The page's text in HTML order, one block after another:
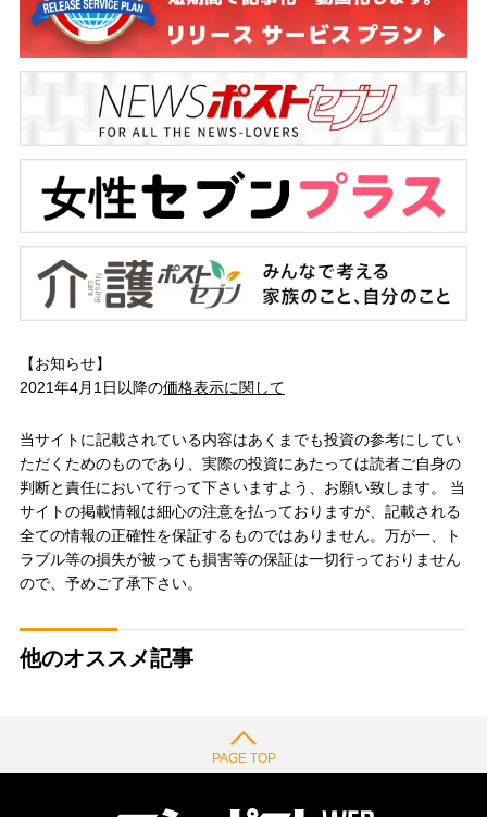
【お知らせ】
2021年4月1日以降の価格表示に関して
当サイトに記載されている内容はあくまでも投資の参考にしてい
ただくためのものであり、実際の投資にあたっては読者ご自身の
判断と責任において行って下さいますよう、お願い致します。 当
サイトの掲載情報は細心の注意を払っておりますが、記載される
全ての情報の正確性を保証するものではありません。万が一、ト
ラブル等の損失が被っても損害等の保証は一切行っておりません
ので、予めご了承下さい。
他のオススメ記事
PAGE TOP